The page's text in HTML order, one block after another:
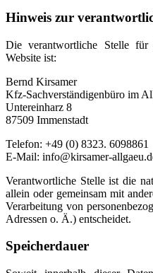
Hinweis zur
Die verantwortliche Stelle für
Website ist:
Bernd Kirsamer
Kfz-Sachverständigenbüro im
Untereinharz 8
87509 Immenstadt
Telefon: +49 (0) 8323. 6098861
E-Mail: info@kirsamer-
Verantwortliche Stelle ist die
allein oder gemeinsam mit
Verarbeitung von
Adressen o. Ä.) entscheidet.
Speicherdauer